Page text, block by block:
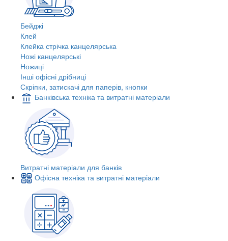
Бейджі
Клей
Клейка стрічка канцелярська
Ножі канцелярські
Ножиці
Інші офісні дрібниці
Скріпки, затискачі для паперів, кнопки
Банківська техніка та витратні матеріали
Витратні матеріали для банків
Офісна техніка та витратні матеріали